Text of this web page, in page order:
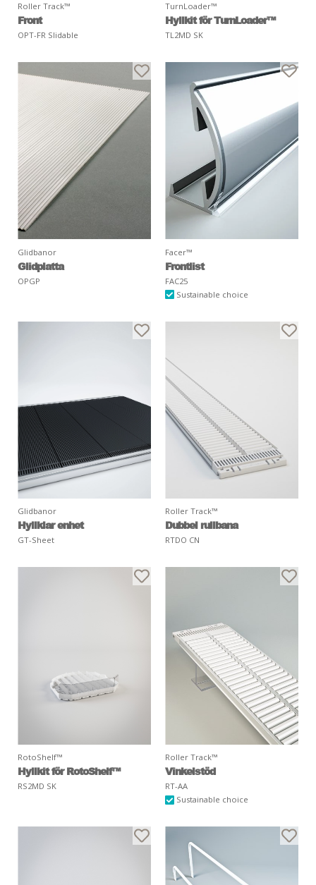
Roller Track™
Front
OPT-FR Slidable
TurnLoader™
Hyllkit för TurnLoader™
TL2MD SK
Glidbanor
Glidplatta
OPGP
Facer™
Frontlist
FAC25
Sustainable choice
Glidbanor
Hyllklar enhet
GT-Sheet
Roller Track™
Dubbel rullbana
RTDO CN
RotoShelf™
Hyllkit för RotoShelf™
RS2MD SK
Roller Track™
Vinkelstöd
RT-AA
Sustainable choice